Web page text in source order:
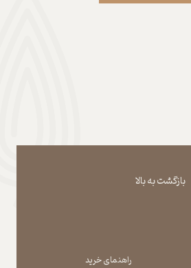
بازگشت به بالا
راهنمای خرید